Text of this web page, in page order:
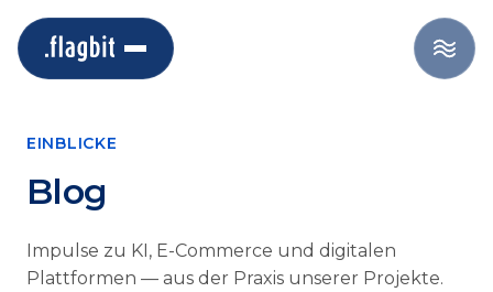
EINBLICKE
Blog
Impulse zu KI, E-Commerce und digitalen
Plattformen — aus der Praxis unserer Projekte.